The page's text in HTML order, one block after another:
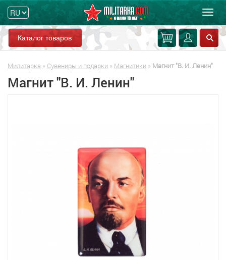
Каталог товаров
Милитарка » Сувениры и подарки » Магнитики » Магнит "В. И. Ленин"
Магнит "В. И. Ленин"